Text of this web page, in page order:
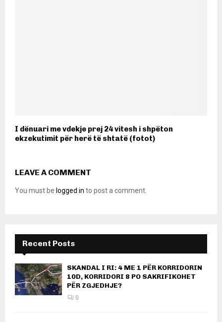
I dënuari me vdekje prej 24 vitesh i shpëton
ekzekutimit për herë të shtatë (fotot)
LEAVE A COMMENT
You must be logged in to post a comment.
Recent Posts
SKANDAL I RI: 4 ME 1 PËR KORRIDORIN
10D, KORRIDORI 8 PO SAKRIFIKOHET
PËR ZGJEDHJE?
0